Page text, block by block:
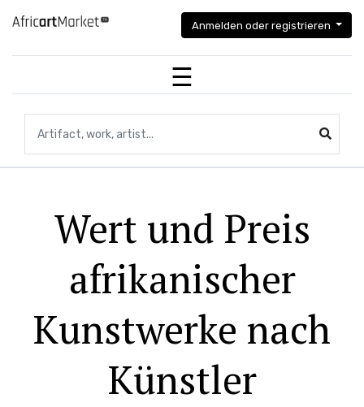
Anmelden oder registrieren
Wert und Preis
afrikanischer
Kunstwerke nach
Künstler